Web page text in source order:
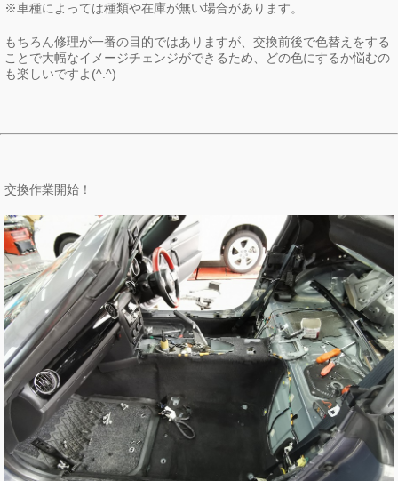
※車種によっては種類や在庫が無い場合があります。
もちろん修理が一番の目的ではありますが、交換前後で色替えをする
ことで大幅なイメージチェンジができるため、どの色にするか悩むの
も楽しいですよ(^.^)
交換作業開始！